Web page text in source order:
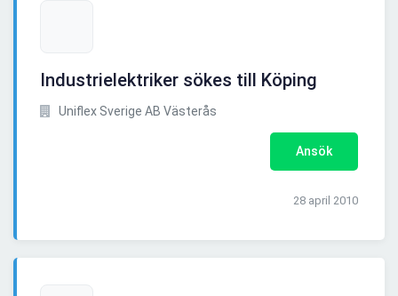
Industrielektriker sökes till Köping
Uniflex Sverige AB Västerås
Ansök
28 april 2010